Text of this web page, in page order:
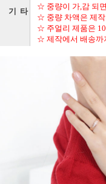
기 타
☆ 중량이 가,감 되
☆ 중량 차액은 제
☆ 주얼리 제품은
☆ 제작에서 배송까